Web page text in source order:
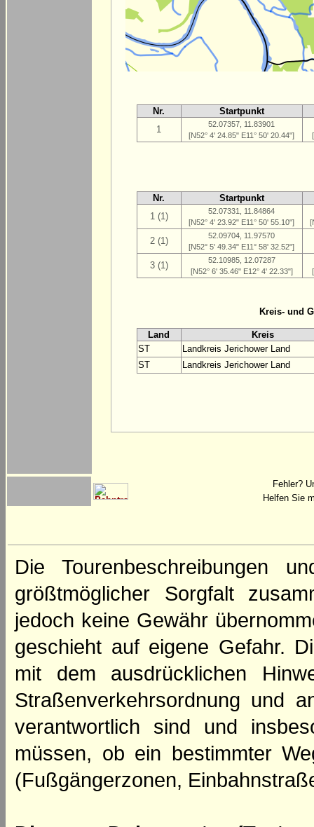
Nr.
Startpunkt
1
52.07357, 11.83901
[N52° 4' 24.85" E11° 50' 20.44"]
Nr.
Startpunkt
1 (1)
52.07331, 11.84864
[N52° 4' 23.92" E11° 50' 55.10"]
2 (1)
52.09704, 11.97570
[N52° 5' 49.34" E11° 58' 32.52"]
3 (1)
52.10985, 12.07287
[N52° 6' 35.46" E12° 4' 22.33"]
Kreis- und
Land
Kreis
ST
Landkreis Jerichower Land
ST
Landkreis Jerichower Land
Fehler?
Helfen Sie
Die Tourenbeschreibungen
größtmöglicher Sorgfalt
jedoch keine Gewähr
geschieht auf eigene Gefahr.
mit dem ausdrücklichen
Straßenverkehrsordnung und
verantwortlich sind und
müssen, ob ein bestimmter
(Fußgängerzonen,